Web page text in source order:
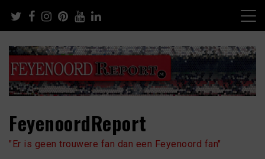
content
FeyenoordReport
"Er is geen trouwere fan dan een Feyenoord fan"